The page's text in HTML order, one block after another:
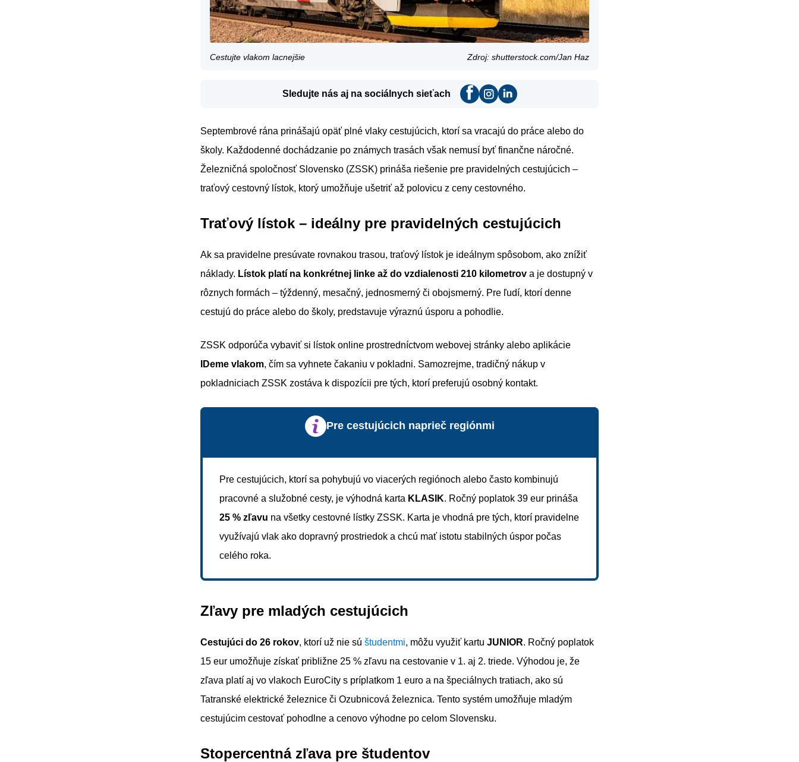
Cestujte vlakom lacnejšie Zdroj: shutterstock.com/Jan Haz
Sledujte nás aj na sociálnych sieťach
Septembrové rána prinášajú opäť plné vlaky cestujúcich, ktorí sa vracajú do práce alebo do
školy. Každodenné dochádzanie po známych trasách však nemusí byť finančne náročné.
Železničná spoločnosť Slovensko (ZSSK) prináša riešenie pre pravidelných cestujúcich –
traťový cestovný lístok, ktorý umožňuje ušetriť až polovicu z ceny cestovného.
Traťový lístok – ideálny pre pravidelných cestujúcich
Ak sa pravidelne presúvate rovnakou trasou, traťový lístok je ideálnym spôsobom, ako znížiť
náklady. Lístok platí na konkrétnej linke až do vzdialenosti 210 kilometrov a je dostupný v
rôznych formách – týždenný, mesačný, jednosmerný či obojsmerný. Pre ľudí, ktorí denne
cestujú do práce alebo do školy, predstavuje výraznú úsporu a pohodlie.
ZSSK odporúča vybaviť si lístok online prostredníctvom webovej stránky alebo aplikácie
IDeme vlakom, čím sa vyhnete čakaniu v pokladni. Samozrejme, tradičný nákup v
pokladniciach ZSSK zostáva k dispozícii pre tých, ktorí preferujú osobný kontakt.
Pre cestujúcich naprieč regiónmi
Pre cestujúcich, ktorí sa pohybujú vo viacerých regiónoch alebo často kombinujú
pracovné a služobné cesty, je výhodná karta KLASIK. Ročný poplatok 39 eur prináša
25 % zľavu na všetky cestovné lístky ZSSK. Karta je vhodná pre tých, ktorí pravidelne
využívajú vlak ako dopravný prostriedok a chcú mať istotu stabilných úspor počas
celého roka.
Zľavy pre mladých cestujúcich
Cestujúci do 26 rokov, ktorí už nie sú študentmi, môžu využiť kartu JUNIOR. Ročný poplatok
15 eur umožňuje získať približne 25 % zľavu na cestovanie v 1. aj 2. triede. Výhodou je, že
zľava platí aj vo vlakoch EuroCity s príplatkom 1 euro a na špeciálnych tratiach, ako sú
Tatranské elektrické železnice či Ozubnicová železnica. Tento systém umožňuje mladým
cestujúcim cestovať pohodlne a cenovo výhodne po celom Slovensku.
Stopercentná zľava pre študentov